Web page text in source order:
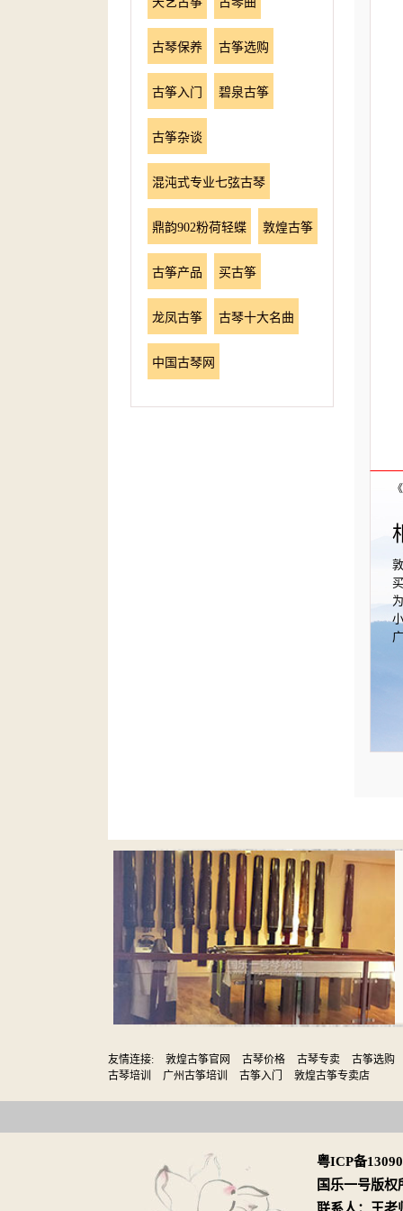
古琴保养 古筝选购
古筝入门 碧泉古筝
古筝杂谈
混沌式专业七弦古琴
鼎韵902粉荷轻蝶 敦煌古筝
古筝产品 买古筝
龙凤古筝 古琴十大名曲
中国古琴网
友情连接: 敦煌古筝官网 古琴价格 古琴专卖
古筝选购
古琴培训
广州古筝培训 古筝入门 敦煌古筝专卖店
粤ICP备
国乐一号版权
联系人：王老